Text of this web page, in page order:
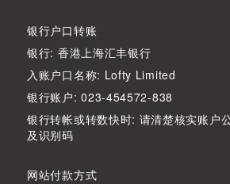
银行户口转账
银行: 香港上海汇丰银行
入账户口名称: Lofty Limited
银行账户: 023-454572-838
银行转帐或转数快时: 请清楚核实账户
及识别码
网站付款方式